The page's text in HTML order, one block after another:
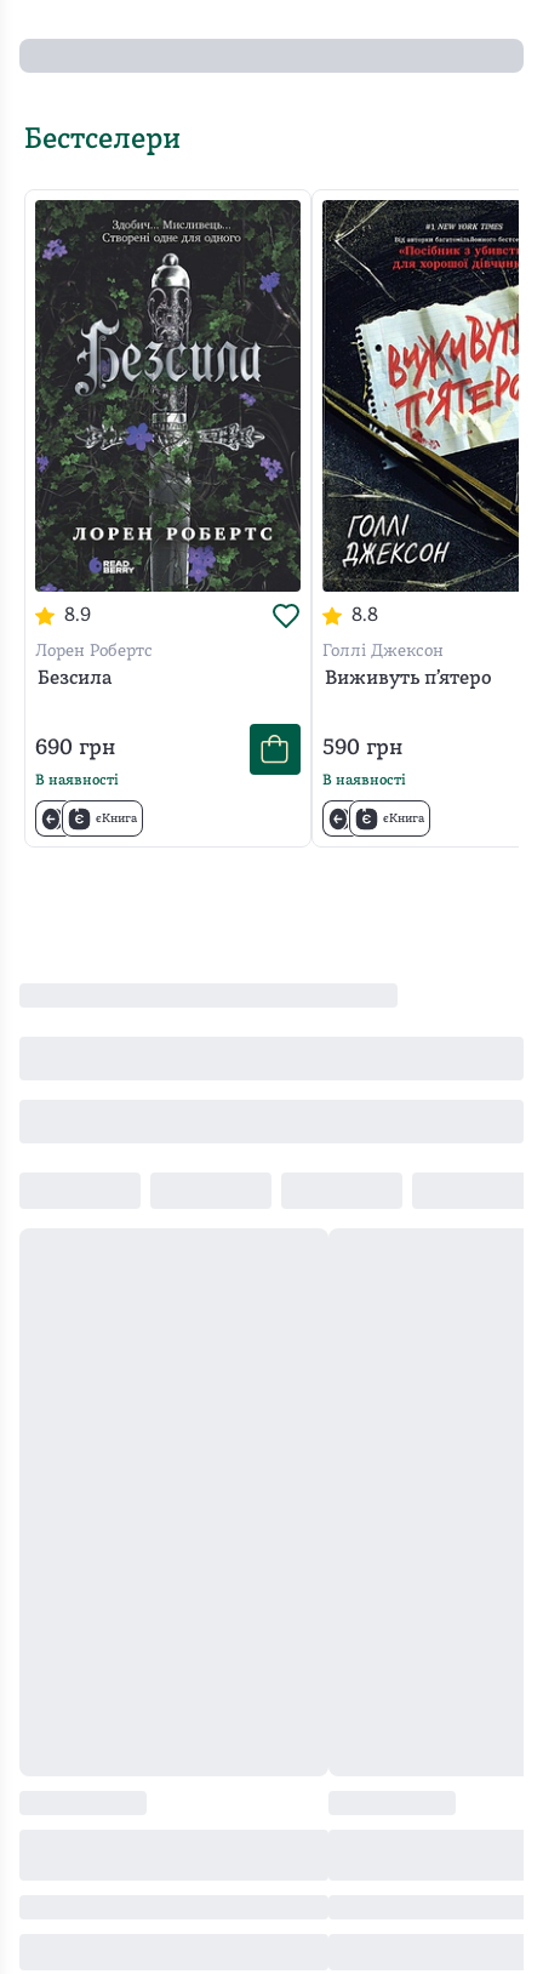
Бестселери
8.9
Лорен Робертс
Безсила
690 грн
В наявності
єКнига
8.8
Голлі Джексон
Виживуть п’ятеро
590грн
В наявності
єКнига